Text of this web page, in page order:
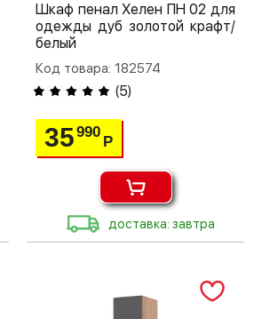
Шкаф пенал Хелен ПН 02 для
одежды дуб золотой крафт/
белый
Код товара: 182574
(5)
35990
Р
доставка: завтра